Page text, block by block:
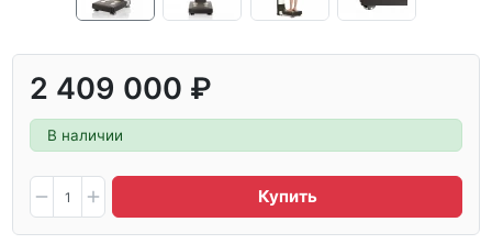
2 409 000 ₽
В наличии
Купить